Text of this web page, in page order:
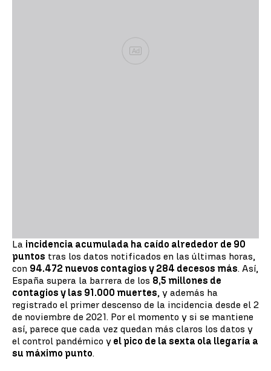
Ad
La incidencia acumulada ha caído alrededor de 90
puntos tras los datos notificados en las últimas horas,
con 94.472 nuevos contagios y 284 decesos más. Así,
España supera la barrera de los 8,5 millones de
contagios y las 91.000 muertes, y además ha
registrado el primer descenso de la incidencia desde el 2
de noviembre de 2021. Por el momento y si se mantiene
así, parece que cada vez quedan más claros los datos y
el control pandémico y el pico de la sexta ola llegaría a
su máximo punto.